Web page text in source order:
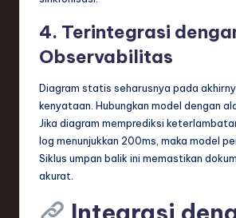
4. Terintegrasi
Observabilitas
Diagram statis seharusnya pada
kenyataan. Hubungkan model dengan
Jika diagram memprediksi
log menunjukkan 200ms, maka model
Siklus umpan balik ini memastikan
akurat.